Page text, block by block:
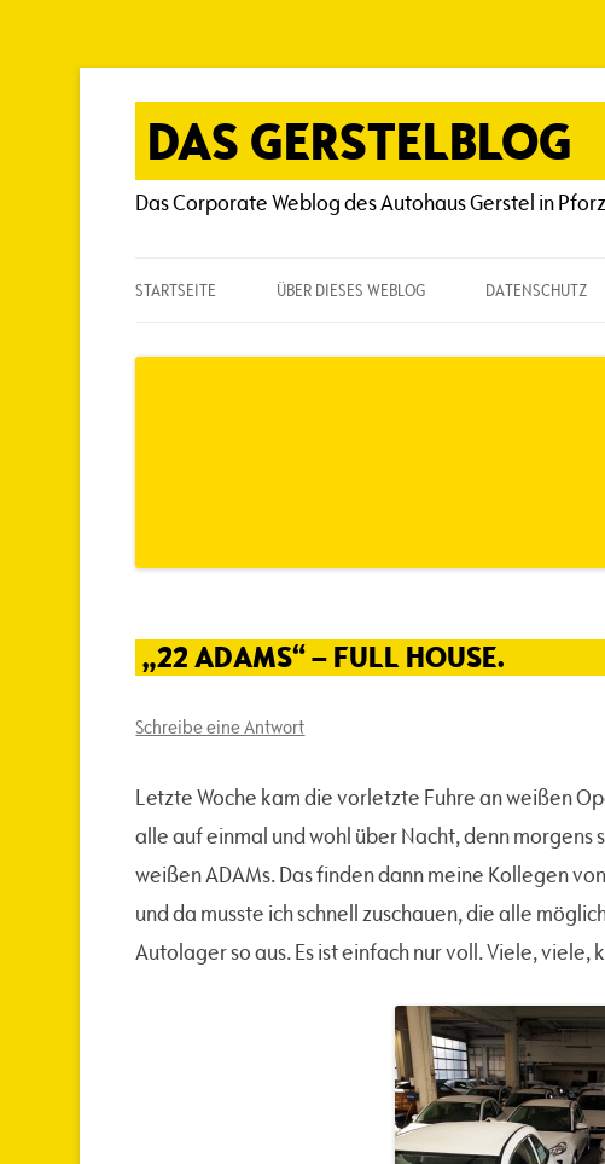
Zum
Inhalt
DAS GERSTELBLOG
Das Corporate Weblog des Autohaus Gerstel in
STARTSEITE ÜBER DIESES WEBLOG DATENSCHUTZ
„22 ADAMS“ – FULL HOUSE.
Schreibe eine Antwort
Letzte Woche kam die vorletzte Fuhre an weißen
alle auf einmal und wohl über Nacht, denn
weißen ADAMs. Das finden dann meine Kollegen
und da musste ich schnell zuschauen, die alle
Autolager so aus. Es ist einfach nur voll. Viele, viele,